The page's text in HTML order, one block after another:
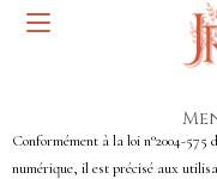
Conformément à la loi n°2004-575
numérique, il est précisé aux